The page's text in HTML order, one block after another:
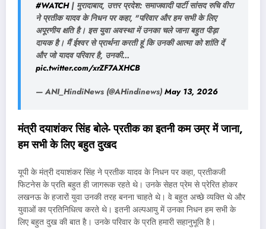
#WATCH| मुरादाबाद, उत्तर प्रदेश: समाजवादी पार्टी सांसद रुचि वीरा
ने प्रतीक यादव के निधन पर कहा, "परिवार और हम सभी के लिए
अपूरणीय क्षति है। इस युवा अवस्था में उनका चले जाना बहुत पीड़ा
दायक है। मैं ईश्वर से प्रार्थना करती हूं कि उनकी आत्मा को शांति दें
और जो यादव परिवार है, उनकी…
pic.twitter.com/xrZF7AXHCB
— ANI_HindiNews (@AHindinews) May 13, 2026
मंत्री दयाशंकर सिंह बोले- प्रतीक का इतनी कम उम्र में जाना,
हम सभी के लिए बहुत दुखद
यूपी के मंत्री दयाशंकर सिंह ने प्रतीक यादव के निधन पर कहा, प्रतीकजी
फिटनेस के प्रति बहुत ही जागरूक रहते थे। उनके सेहत प्रेम से प्रेरित होकर
लखनऊ के हजारों युवा उनकी तरह बनना चाहते थे। वे बहुत अच्छे व्यक्ति थे और
युवाओं का प्रतिनिधित्व करते थे। इतनी अल्पआयु में उनका निधन हम सभी के
लिए बहुत दुख की बात है। उनके परिवार के प्रति हमारी सहानुभूति है।